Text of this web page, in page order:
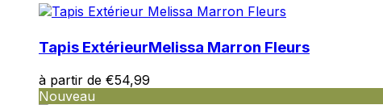
Tapis ExtérieurMelissa Marron Fleurs
à partir de €54,99
Nouveau